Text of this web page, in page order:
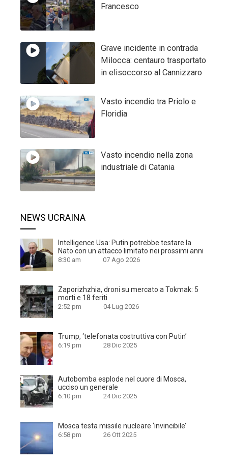
Francesco
Grave incidente in contrada
Milocca: centauro trasportato
in elisoccorso al Cannizzaro
Vasto incendio tra Priolo e
Floridia
Vasto incendio nella zona
industriale di Catania
NEWS UCRAINA
Intelligence Usa: Putin potrebbe testare la
Nato con un attacco limitato nei prossimi anni
8:30 am 07 Ago 2026
Zaporizhzhia, droni su mercato a Tokmak: 5
morti e 18 feriti
2:52 pm 04 Lug 2026
Trump, ‘telefonata costruttiva con Putin’
6:19 pm 28 Dic 2025
Autobomba esplode nel cuore di Mosca,
ucciso un generale
6:10 pm 24 Dic 2025
Mosca testa missile nucleare ‘invincibile’
6:58 pm 26 Ott 2025